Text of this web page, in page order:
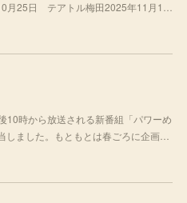
月25日 テアトル梅田2025年11月1…
時から放送される新番組「パワーめ
ました。もともとは春ごろに企画…